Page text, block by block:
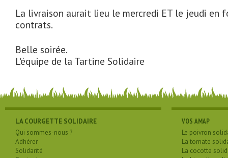
La livraison aurait lieu le mercredi ET le jeudi en
contrats.
Belle soirée.
L'équipe de la Tartine Solidaire
LA COURGETTE SOLIDAIRE
Qui sommes-nous ?
Adhérer
Solidarité
VOS AMAP
Le poivron
La tomate
La cocotte